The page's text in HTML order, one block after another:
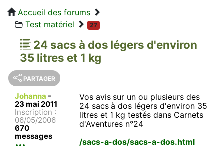
Accueil des forums
Test matériel
27
24 sacs à dos légers d'environ
35 litres et 1 kg
PARTAGER
Johanna -
23 mai 2011
Inscription :
06/05/2006
670
messages
Vos avis sur un ou plusieurs des
24 sacs à dos légers d'environ 35
litres et 1 kg testés dans Carnets
d'Aventures n°24
/sacs-a-dos/sacs-a-dos.html